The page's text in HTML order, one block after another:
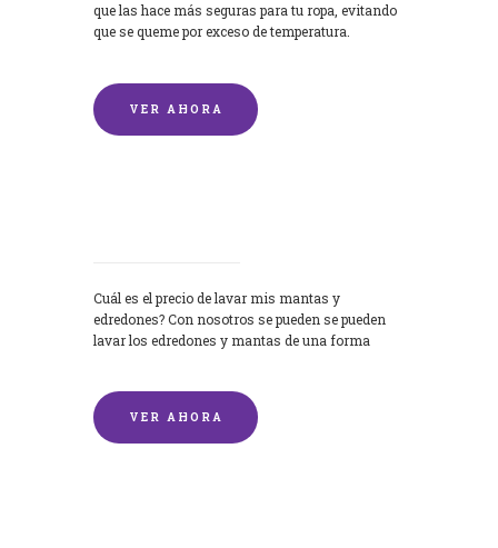
que las hace más seguras para tu ropa, evitando
que se queme por exceso de temperatura.
VER AHORA
Cuál es el precio de lavar mis mantas y
edredones? Con nosotros se pueden se pueden
lavar los edredones y mantas de una forma
VER AHORA